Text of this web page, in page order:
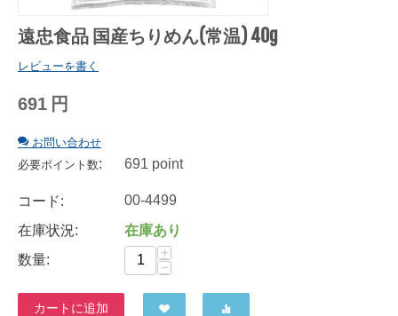
遠忠食品 国産ちりめん(常温) 40g
レビューを書く
691 円
お問い合わせ
必要ポイント数: 691 point
コード:
00-4499
在庫状況:
在庫あり
数量:
+
−
カートに追加